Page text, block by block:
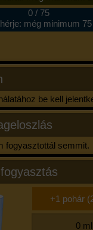
0/ 75
még minimum
be kell
fogyasztottál semmit.